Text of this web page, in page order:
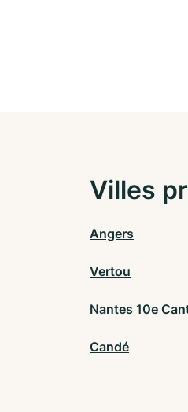
Villes
Angers
Vertou
Nantes 10e
Candé